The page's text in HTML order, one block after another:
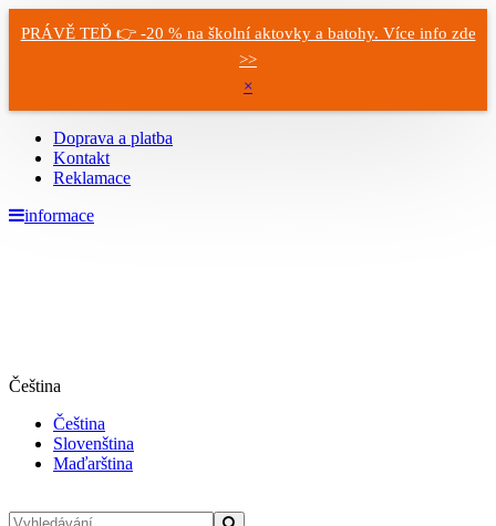
PRÁVĚ TEĎ 👉 -20 % na školní aktovky a batohy. Více info zde
>>
×
Doprava a platba
Kontakt
Reklamace
informace
Čeština
Čeština
Slovenština
Maďarština